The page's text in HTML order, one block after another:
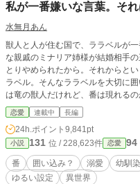
私が一番嫌いな言葉。それ
水無月あん
獣人と人が住む国で、ララベルが
な親戚のミナリア姉様が結婚相手
とりやめられたから。それからと
ラベル。そんなララベルを大切に
は竜の獣人だけれど、番は現れ
幼馴染のお話です。 いつもながらご都合主義で、ゆるい設定です。お気軽に読
んでくださったら幸いです。
恋愛 連載中 長編
24h.ポイント 9,841pt
小説 131 位 / 228,623件 恋愛 94
番 囲い込み？ 溺愛 幼馴染
ゆるい設定
異世界